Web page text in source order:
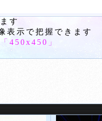
す
示で把握できます
450x450 」